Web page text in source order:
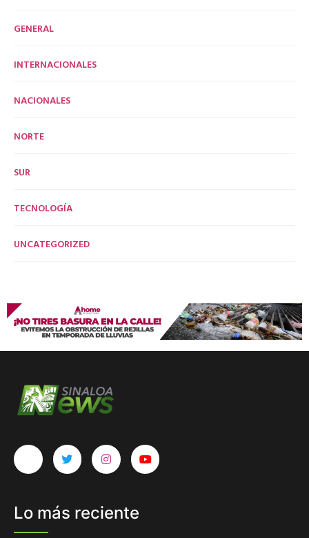
GENERAL
INTERNACIONALES
NACIONALES
NORTE
SUR
TECNOLOGÍA
UNCATEGORIZED
Lo más reciente